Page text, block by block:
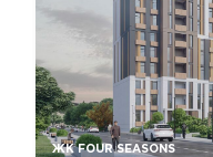
ЖК FOUR SEASONS